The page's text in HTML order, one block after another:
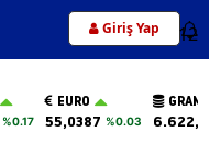
Giriş Yap 12
%0.17
EURO
55,0387 %0.03